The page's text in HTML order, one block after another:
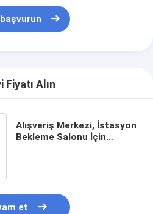
Fiyatı Alın
Alışveriş Merkezi, İstasyon
Bekleme Salonu İçin
et